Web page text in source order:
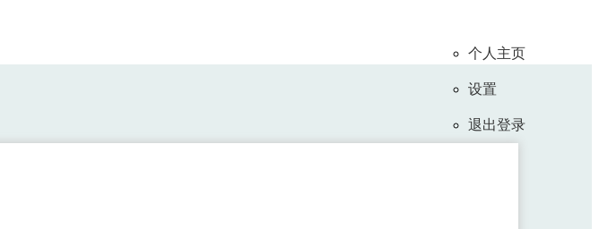
个人主页
设置
退出登录